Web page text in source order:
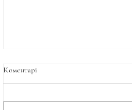
Коментарі